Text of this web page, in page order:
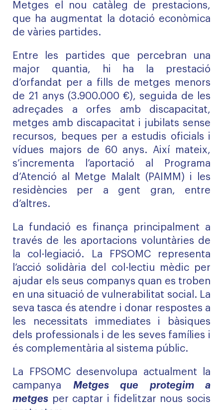
Metges el nou catàleg de prestacions,
que ha augmentat la dotació econòmica
de vàries partides.
Entre les partides que percebran una
major quantia, hi ha la prestació
d’orfandat per a fills de metges menors
de 21 anys (3.900.000 €), seguida de les
adreçades a orfes amb discapacitat,
metges amb discapacitat i jubilats sense
recursos, beques per a estudis oficials i
vídues majors de 60 anys. Així mateix,
s’incrementa l’aportació al Programa
d’Atenció al Metge Malalt (PAIMM) i les
residències per a gent gran, entre
d’altres.
La fundació es finança principalment a
través de les aportacions voluntàries de
la col·legiació. La FPSOMC representa
l’acció solidària del col·lectiu mèdic per
ajudar els seus companys quan es troben
en una situació de vulnerabilitat social. La
seva tasca és atendre i donar respostes a
les necessitats immediates i bàsiques
dels professionals i de les seves famílies i
és complementària al sistema públic.
La FPSOMC desenvolupa actualment la
campanya Metges que protegim a
metges per captar i fidelitzar nous socis